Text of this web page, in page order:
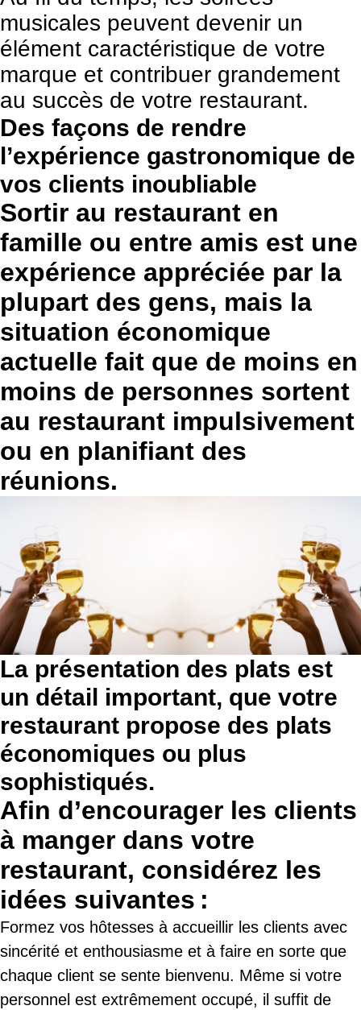
musicales peuvent devenir un
élément caractéristique de votre
marque et contribuer grandement
au succès de votre restaurant.
Des façons de rendre
l’expérience gastronomique de
vos clients inoubliable
Sortir au restaurant en
famille ou entre amis est une
expérience appréciée par la
plupart des gens, mais la
situation économique
actuelle fait que de moins en
moins de personnes sortent
au restaurant impulsivement
ou en planifiant des
réunions.
La présentation des plats est
un détail important, que votre
restaurant propose des plats
économiques ou plus
sophistiqués.
Afin d’encourager les clients
à manger dans votre
restaurant, considérez les
idées suivantes :
Formez vos hôtesses à accueillir les clients avec
sincérité et enthousiasme et à faire en sorte que
chaque client se sente bienvenu. Même si votre
personnel est extrêmement occupé, il suffit de